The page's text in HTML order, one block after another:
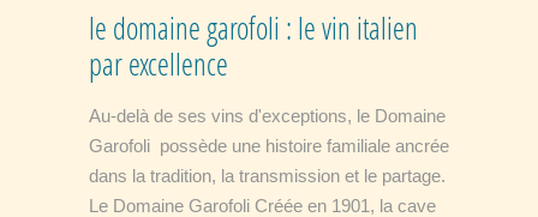
le domaine garofoli : le vin italien
par excellence
Au-delà de ses vins d'exceptions, le Domaine
Garofoli possède une histoire familiale ancrée
dans la tradition, la transmission et le partage.
Le Domaine Garofoli Créée en 1901, la cave